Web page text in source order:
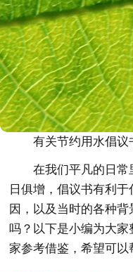
有关节约用水倡议
在我们平凡的日
日俱增，倡议书有利
因，以及当时的各种
吗？以下是小编为大
家参考借鉴，希望可以